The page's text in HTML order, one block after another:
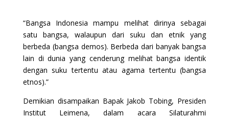
“Bangsa Indonesia mampu melihat dirinya sebagai
satu bangsa, walaupun dari suku dan etnik yang
berbeda (bangsa demos). Berbeda dari banyak bangsa
lain di dunia yang cenderung melihat bangsa identik
dengan suku tertentu atau agama tertentu (bangsa
etnos).”
Demikian disampaikan Bapak Jakob Tobing, Presiden
Institut Leimena, dalam acara Silaturahmi